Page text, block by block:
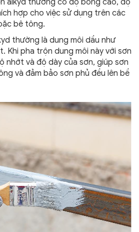
hợp cho việc sử dụng trên các
bê tông.
thường là dung môi dầu như
Khi pha trộn dung môi này với sơn
nhớt và độ dày của sơn, giúp sơn
và đảm bảo sơn phủ đều lên bề